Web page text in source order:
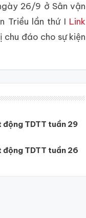
26/9 ở Sân vận
Triều lần thứ I Link
chu đáo cho sự kiện
TDTT tuần 29
TDTT tuần 26